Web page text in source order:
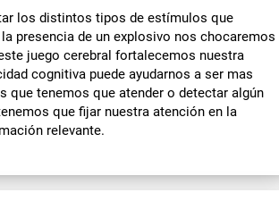
los distintos tipos de estímulos que
presencia de un explosivo nos chocaremos
juego cerebral fortalecemos nuestra
cognitiva puede ayudarnos a ser mas
tenemos que atender o detectar algún
que fijar nuestra atención en la
relevante.